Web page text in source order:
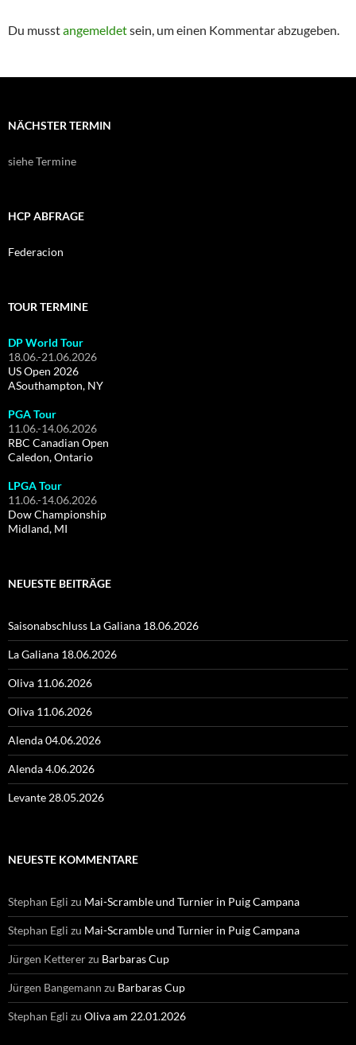
Du musstangemeldetsein, um einen Kommentar abzugeben.
NÄCHSTER TERMIN
siehe Termine
HCP ABFRAGE
Federacion
TOUR TERMINE
DP World Tour
18.06.-21.06.2026
US Open 2026
ASouthampton, NY
PGA Tour
11.06.-14.06.2026
RBC Canadian Open
Caledon, Ontario
LPGA Tour
11.06.-14.06.2026
Dow Championship
Midland, MI
NEUESTE BEITRÄGE
Saisonabschluss La Galiana 18.06.2026
La Galiana 18.06.2026
Oliva 11.06.2026
Oliva 11.06.2026
Alenda 04.06.2026
Alenda 4.06.2026
Levante 28.05.2026
NEUESTE KOMMENTARE
Stephan Egli zu Mai-Scramble und Turnier in Puig Campana
Stephan Egli zu Mai-Scramble und Turnier in Puig Campana
Jürgen Kettererzu Barbaras Cup
Jürgen Bangemann zu Barbaras Cup
Stephan Egli zu Oliva am 22.01.2026